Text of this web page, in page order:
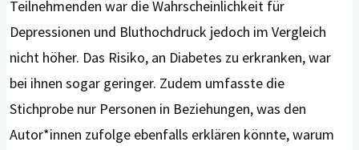
Teilnehmenden war die Wahrscheinlichkeit für
Depressionen und Bluthochdruck jedoch im Vergleich
nicht höher. Das Risiko, an Diabetes zu erkranken, war
bei ihnen sogar geringer. Zudem umfasste die
Stichprobe nur Personen in Beziehungen, was den
Autor*innen zufolge ebenfalls erklären könnte, warum